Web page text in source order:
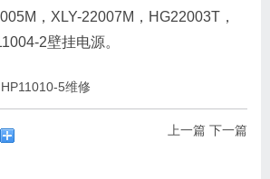
，XLY-22007M，HG22003T，
2壁挂电源。
HP11010-5维修
上一篇 下一篇